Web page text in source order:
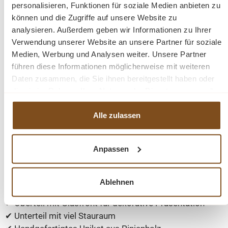
personalisieren, Funktionen für soziale Medien anbieten zu
können und die Zugriffe auf unsere Website zu
analysieren. Außerdem geben wir Informationen zu Ihrer
Verwendung unserer Website an unsere Partner für soziale
Medien, Werbung und Analysen weiter. Unsere Partner
führen diese Informationen möglicherweise mit weiteren
Daten zusammen, die Sie ihnen bereitgestellt haben oder
haben.
Alle zulassen
Anpassen
Ablehnen
Hochwertige Verarbeitung & praktische Details
Stil:Landhaus
Farbe:Weiß RAL 9010
Material:Pinie
Maße (HxBxT):210 x 150 x 35/50 cm
Lieferzustand: Fertig montiert, in 2 Teilen (Ober- und
Schrank besonders leicht zu transportieren und flexibel
in verschiedenen Räumen einsetzbar.
Vorteile auf einen Blick
✔ Oberteil mit Glasfront für dekorative Präsentation
✔ Unterteil mit viel Stauraum